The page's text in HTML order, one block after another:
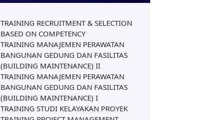
TRAINING RECRUITMENT & SELECTION
BASED ON COMPETENCY
TRAINING MANAJEMEN PERAWATAN
BANGUNAN GEDUNG DAN FASILITAS
(BUILDING MAINTENANCE) II
TRAINING MANAJEMEN PERAWATAN
BANGUNAN GEDUNG DAN FASILITAS
(BUILDING MAINTENANCE) I
TRAINING STUDI KELAYAKAN PROYEK